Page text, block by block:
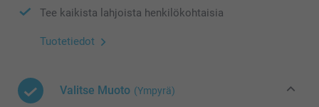
Tee kaikista lahjoista henkilökohtaisia
Tuotetiedot
Valitse Muoto (Ympyrä)